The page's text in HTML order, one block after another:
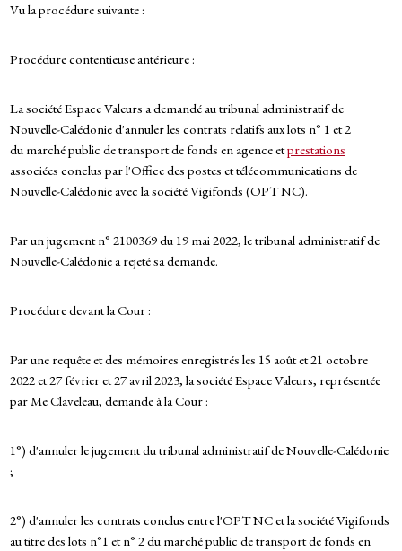
Vu la procédure suivante :
Procédure contentieuse antérieure :
La société Espace Valeurs a demandé au tribunal administratif de
Nouvelle-Calédonie d'annuler les contrats relatifs aux lots n° 1 et 2
du marché public de transport de fonds en agence etprestations
associées conclus par l'Office des postes et télécommunications de
Nouvelle-Calédonie avec la société Vigifonds (OPT NC).
Par un jugement n° 2100369 du 19 mai 2022, le tribunal administratif de
Nouvelle-Calédonie a rejeté sa demande.
Procédure devant la Cour :
Par une requête et des mémoires enregistrés les 15 août et 21 octobre
2022 et 27 février et 27 avril 2023, la société Espace Valeurs, représentée
par Me Claveleau, demande à la Cour :
1°) d'annuler le jugement du tribunal administratif de Nouvelle-Calédonie
;
2°) d'annuler les contrats conclus entre l'OPT NC et la société Vigifonds
au titre des lots n°1 et n° 2 du marché public de transport de fonds en